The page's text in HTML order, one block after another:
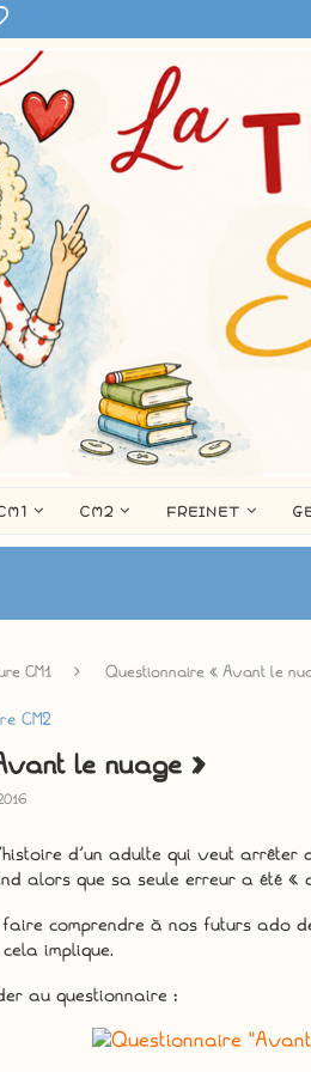
CM2 FREINET
CM1 Questionnaire « Avant le
CM2
le nuage »
d’un adulte qui veut
alors que sa seule erreur a été «
comprendre à nos futurs ado
implique.
au questionnaire :